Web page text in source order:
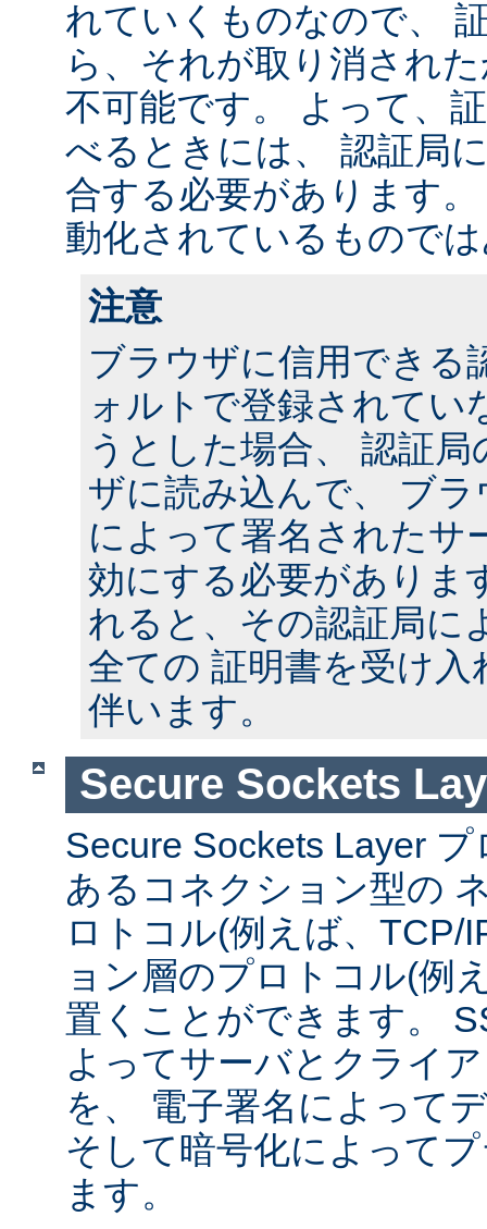
れていくものなので、
ら、それが取り消され
不可能です。 よって、
べるときには、 認証局
合する必要があります
動化されているもので
注意
ブラウザに信用できる
ォルトで登録されてい
うとした場合、 認証
ザに読み込んで、 ブ
によって署名されたサ
効にする必要がありま
れると、その認証局に
全ての 証明書を受け
伴います。
Secure Sockets
Secure Sockets Layer
あるコネクション型の
ロトコル(例えば、TCP/
ョン層のプロトコル(例
置くことができます。
よってサーバとクライ
を、 電子署名によって
そして暗号化によって
ます。